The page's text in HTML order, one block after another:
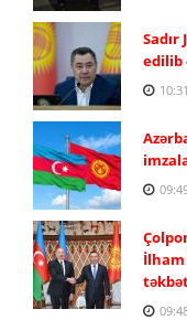
edilib
İlham